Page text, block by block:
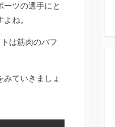
ーツの選手にと
ね。
は筋肉のパフ
ていきましょ